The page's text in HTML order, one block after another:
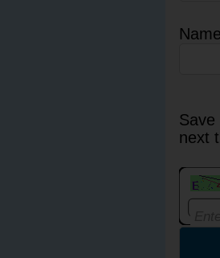
next